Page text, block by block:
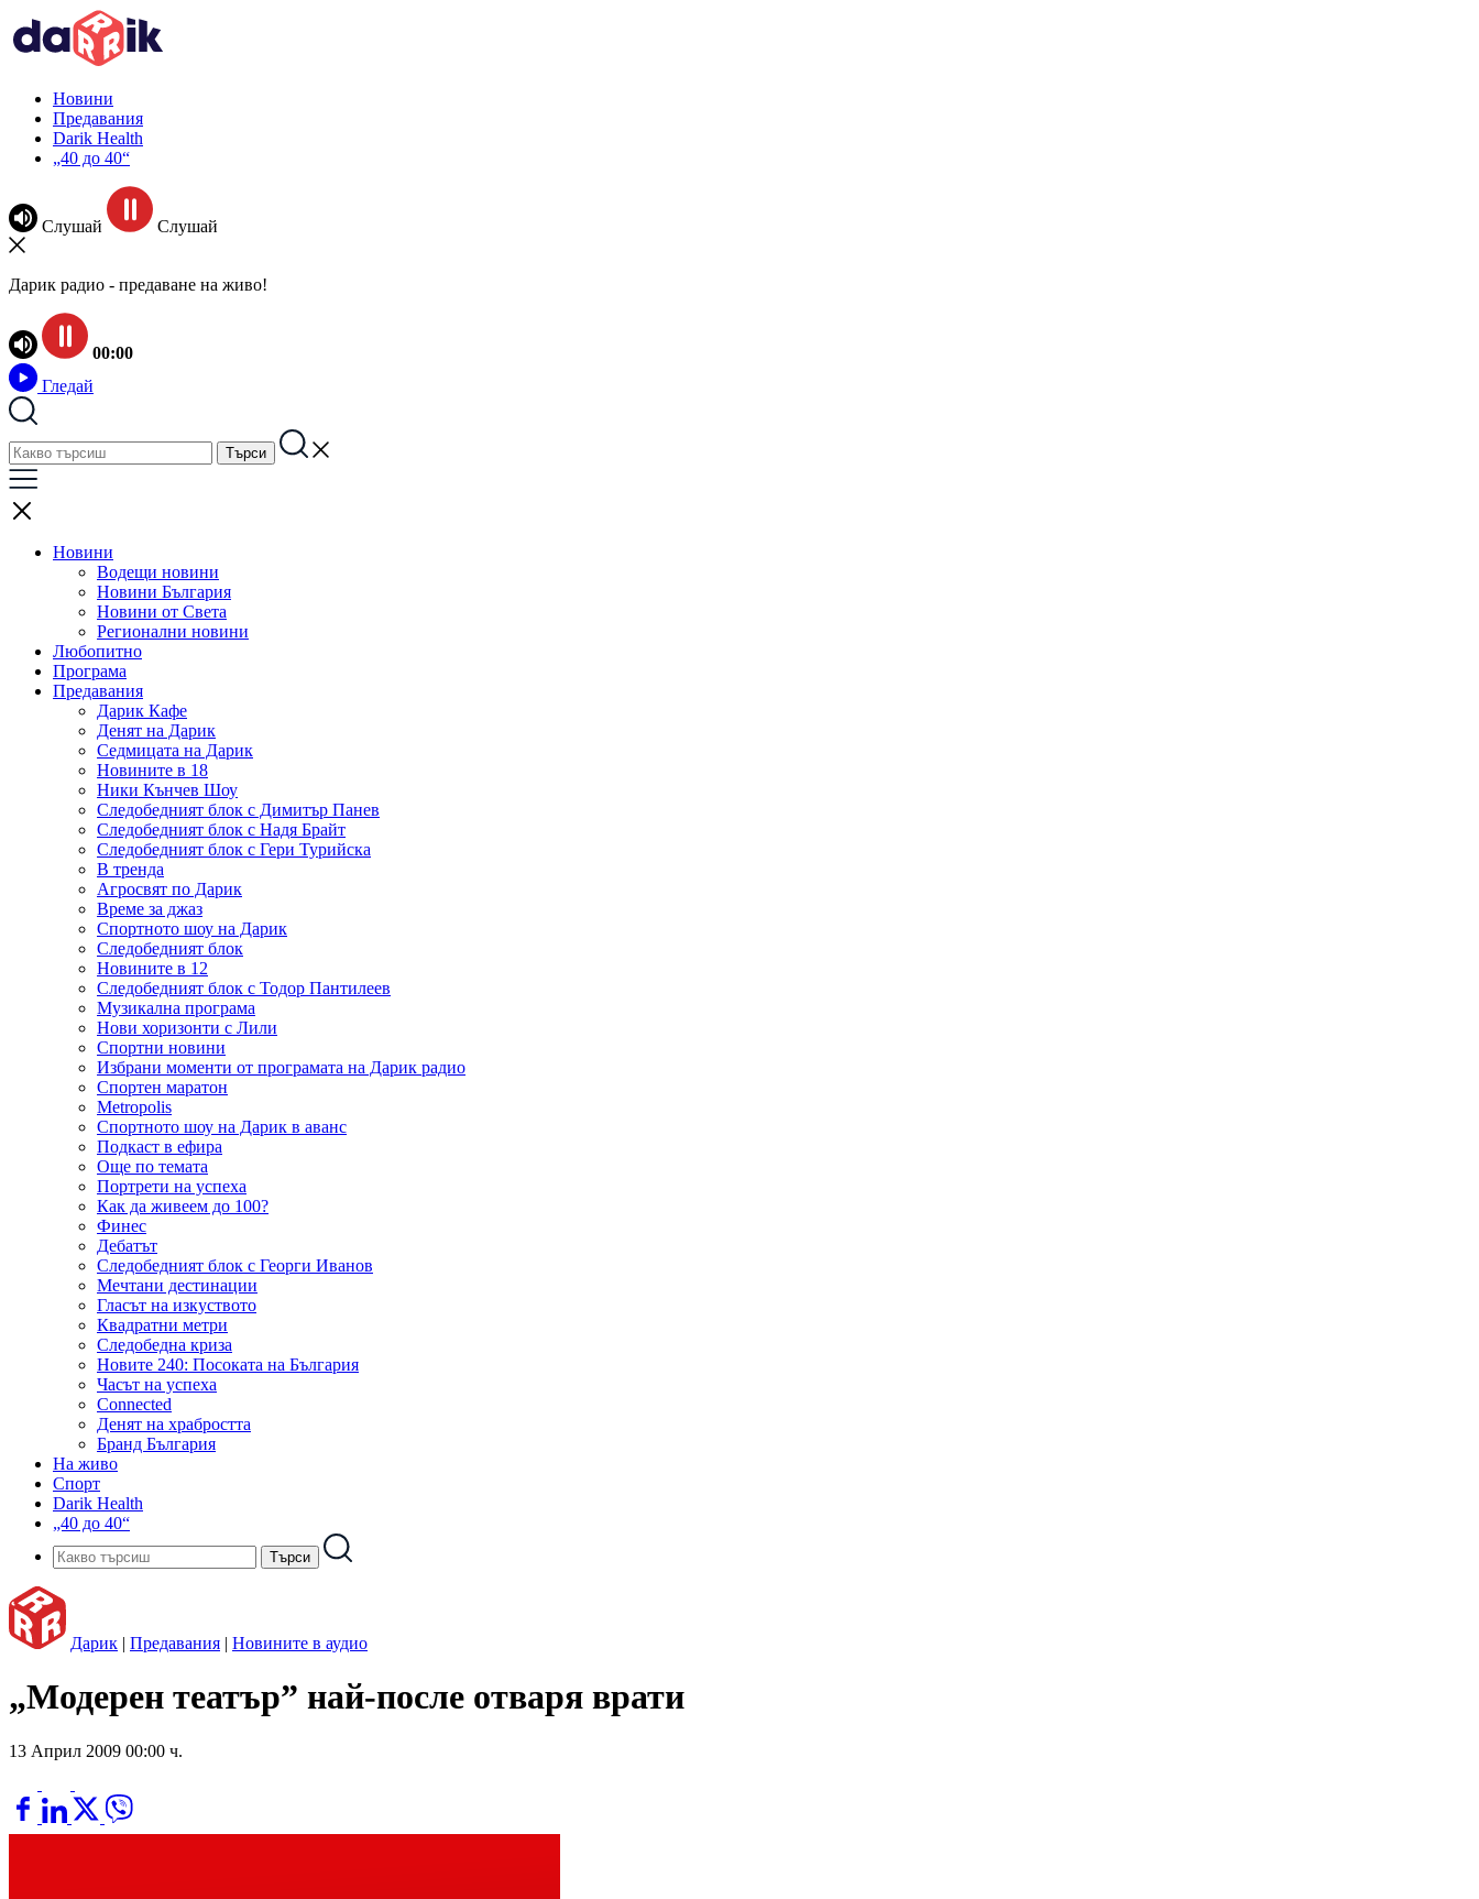
Новини
Предавания
Darik Health
„40 до 40“
Слушай Слушай
Дарик радио - предаване на живо!
00:00
Гледай
Новини
Водещи новини
Новини България
Новини от Света
Регионални новини
Любопитно
Програма
Предавания
Дарик Кафе
Денят на Дарик
Седмицата на Дарик
Новините в 18
Ники Кънчев Шоу
Следобедният блок с Димитър Панев
Следобедният блок с Надя Брайт
Следобедният блок с Гери Турийска
В тренда
Агросвят по Дарик
Време за джаз
Спортното шоу на Дарик
Следобедният блок
Новините в 12
Следобедният блок с Тодор Пантилеев
Музикална програма
Нови хоризонти с Лили
Спортни новини
Избрани моменти от програмата на Дарик радио
Спортен маратон
Metropolis
Спортното шоу на Дарик в аванс
Подкаст в ефира
Още по темата
Портрети на успеха
Как да живеем до 100?
Финес
Дебатът
Следобедният блок с Георги Иванов
Мечтани дестинации
Гласът на изкуството
Квадратни метри
Следобедна криза
Новите 240: Посоката на България
Часът на успеха
Connected
Денят на храбростта
Бранд България
На живо
Спорт
Darik Health
„40 до 40“
Дарик | Предавания | Новините в аудио
„Модерен театър” най-после отваря врати
13 Април 2009 00:00 ч.